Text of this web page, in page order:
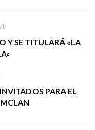
Y SE TITULARÁ «LA
PARA EL